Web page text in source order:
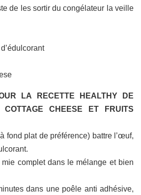
de les sortir du congélateur la veille
LA RECETTE HEALTHY DE
CHEESE ET FRUITS
fond plat de préférence) battre l’œuf,
complet dans le mélange et bien
dans une poêle anti adhésive,